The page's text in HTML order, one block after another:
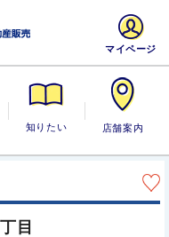
知りたい 店舗案内
マイページ
目